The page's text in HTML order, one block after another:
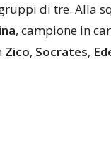
di tre. Alla
, campione in
Zico, Socrates,